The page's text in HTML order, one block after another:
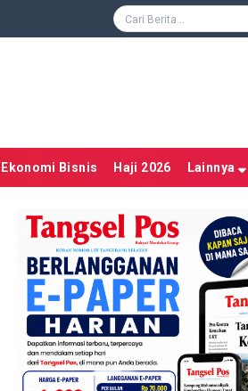
Ekonomi Bisnis Haji 2026 Lainnya